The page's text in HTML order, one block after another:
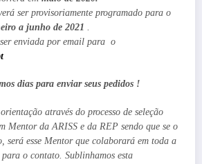
ser provisoriamente programado para o
a junho de 2021 .
enviada por email para o
dias para enviar seus pedidos !
através do processo de seleção
Mentor da ARISS e da REP sendo que se o
será esse Mentor que colaborará em toda a
o contato. Sublinhamos esta